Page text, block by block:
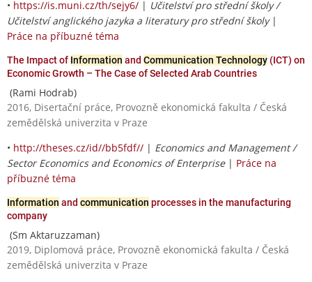
• https://is.muni.cz/th/sejy6/ | Učitelství pro střední školy /
Učitelství anglického jazyka a literatury pro střední školy|
Práce na příbuzné téma
The Impact of Information and Communication Technology (ICT) on
Economic Growth – The Case of Selected Arab Countries
(Rami Hodrab)
2016, Disertační práce, Provozně ekonomická fakulta / Česká
zemědělská univerzita v Praze
• http://theses.cz/id//bb5fdf// | Economics and Management /
Sector Economics and Economics of Enterprise| Práce na
příbuzné téma
Information and communication processes in the manufacturing
company
(Sm Aktaruzzaman)
2019, Diplomová práce, Provozně ekonomická fakulta / Česká
zemědělská univerzita v Praze